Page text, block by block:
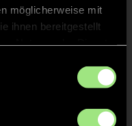
möglicherweise mit
ihnen bereitgestellt